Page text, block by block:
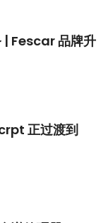
| Fescar 品牌升
正过渡到